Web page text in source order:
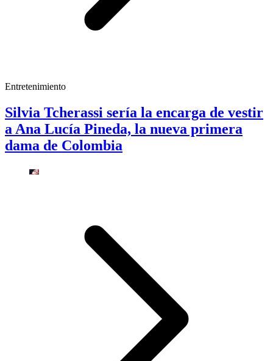
Entretenimiento
Silvia Tcherassi sería la encarga de vestir
a Ana Lucía Pineda, la nueva primera
dama de Colombia